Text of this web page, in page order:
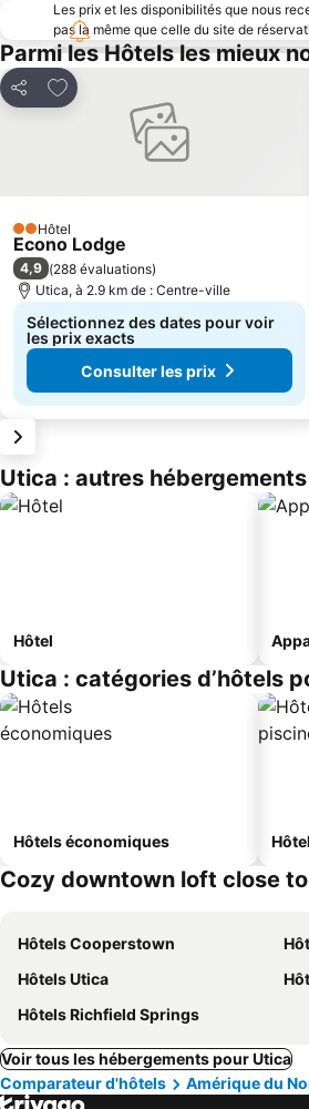
Les prix et les disponibilités que nous
pas la même que celle du site de
Parmi les Hôtels les mieux
Partager
Ajouter à mes favoris
2 Étoiles
Hôtel
Econo Lodge
4,9 (288 évaluations)
Utica, à 2.9 km de : Centre-ville
Sélectionnez des dates pour voir
les prix exacts
Consulter les prix
Utica : autres hébergements
Hôtel
Utica : catégories d’hôtels
Hôtels économiques
Cozy downtown loft close
Hôtels Cooperstown
Hôtels Utica
Hôtels Richfield Springs
Voir tous les hébergements pour Utica
Comparateur d'hôtels
Amérique du